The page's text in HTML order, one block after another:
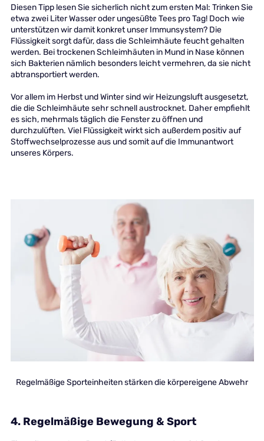
Diesen Tipp lesen Sie sicherlich nicht zum ersten Mal: Trinken Sie
etwa zwei Liter Wasser oder ungesüßte Tees pro Tag! Doch wie
unterstützen wir damit konkret unser Immunsystem? Die
Flüssigkeit sorgt dafür, dass die Schleimhäute feucht gehalten
werden. Bei trockenen Schleimhäuten in Mund in Nase können
sich Bakterien nämlich besonders leicht vermehren, da sie nicht
abtransportiert werden.
Vor allem im Herbst und Winter sind wir Heizungsluft ausgesetzt,
die die Schleimhäute sehr schnell austrocknet. Daher empfiehlt
es sich, mehrmals täglich die Fenster zu öffnen und
durchzulüften. Viel Flüssigkeit wirkt sich außerdem positiv auf
Stoffwechselprozesse aus und somit auf die Immunantwort
unseres Körpers.
Regelmäßige Sporteinheiten stärken die körpereigene Abwehr
4. Regelmäßige Bewegung & Sport